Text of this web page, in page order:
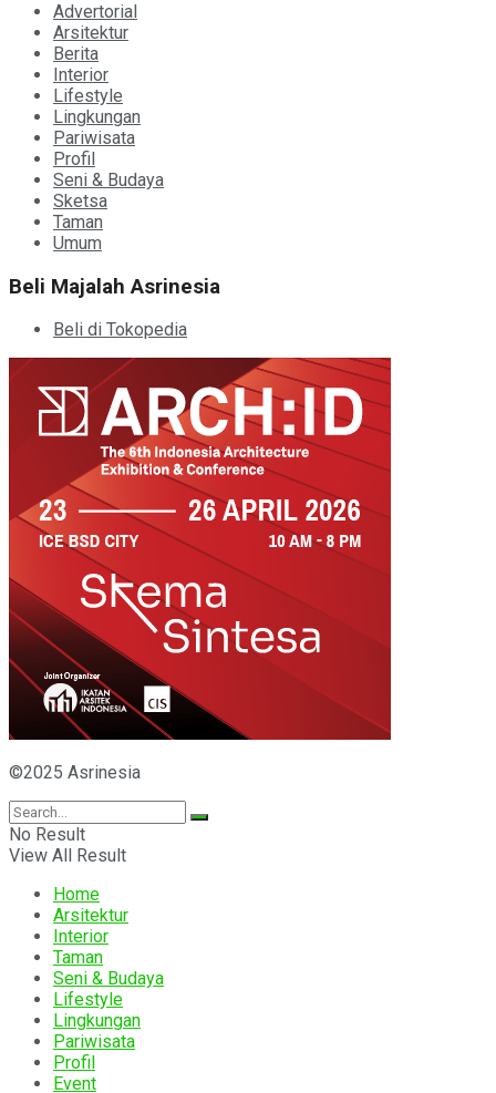
Advertorial
Arsitektur
Berita
Interior
Lifestyle
Lingkungan
Pariwisata
Profil
Seni & Budaya
Sketsa
Taman
Umum
Beli Majalah Asrinesia
Beli di Tokopedia
©2025 Asrinesia
No Result
View All Result
Home
Arsitektur
Interior
Taman
Seni & Budaya
Lifestyle
Lingkungan
Pariwisata
Profil
Event